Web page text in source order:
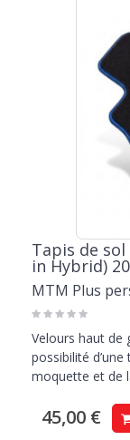
Tapis de
in Hybrid)
MTM Plus
Velours haut de
possibilité
moquette et de
45,00 €